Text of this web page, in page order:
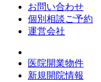
お問い合わせ
個別相談ご予約
運営会社
医院開業物件
新規開院情報